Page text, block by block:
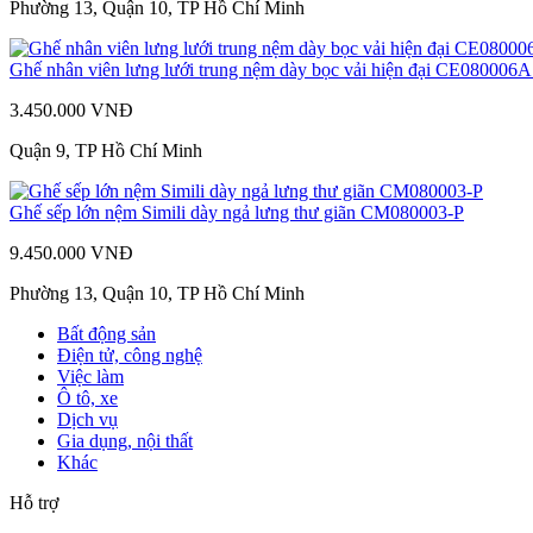
Phường 13, Quận 10, TP Hồ Chí Minh
Ghế nhân viên lưng lưới trung nệm dày bọc vải hiện đại
3.450.000 VNĐ
Quận 9, TP Hồ Chí Minh
Ghế sếp lớn nệm Simili dày ngả lưng thư giãn CM080003-P
9.450.000 VNĐ
Phường 13, Quận 10, TP Hồ Chí Minh
Bất động sản
Điện tử, công nghệ
Việc làm
Ô tô, xe
Dịch vụ
Gia dụng, nội thất
Khác
Hỗ trợ